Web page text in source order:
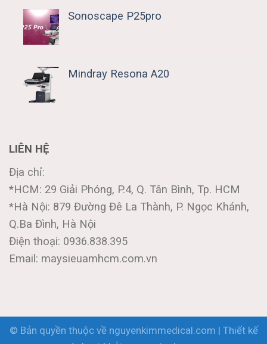
Sonoscape P25pro
Mindray Resona A20
LIÊN HỆ
Địa chỉ:
*HCM: 29 Giải Phóng, P.4, Q. Tân Bình, Tp. HCM
*Hà Nội: 879 Đường Đê La Thành, P. Ngọc Khánh,
Q.Ba Đình, Hà Nội
Điện thoại: 0936.838.395
Email: maysieuamhcm.com.vn
© Bản quyền thuộc về nguyenkimmedical.com | Thiết kế